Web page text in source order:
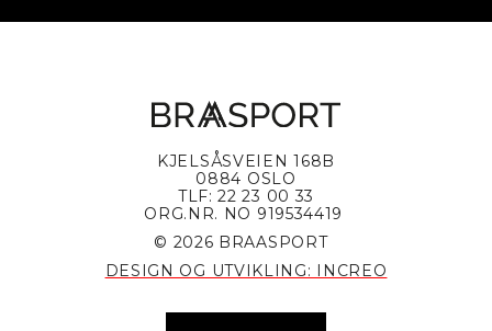
KJELSÅSVEIEN 168B
0884 OSLO
TLF: 22 23 00 33
ORG.NR. NO 919534419
© 2026 BRAASPORT
DESIGN OG UTVIKLING: INCREO